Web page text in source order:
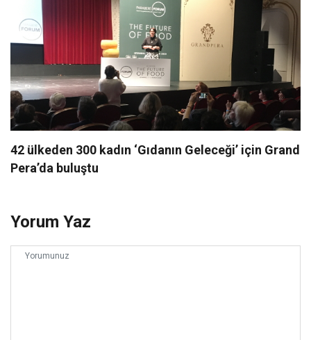
42 ülkeden 300 kadın ‘Gıdanın Geleceği’ için Grand
Pera’da buluştu
Yorum Yaz